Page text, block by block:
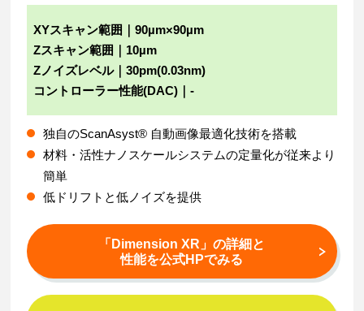
XYスキャン範囲｜90µm×90µm
Zスキャン範囲｜10µm
Zノイズレベル｜30pm(0.03nm)
コントローラー性能(DAC)｜-
独自のScanAsyst® 自動画像最適化技術を搭載
材料・活性ナノスケールシステムの定量化が従来より
簡単
低ドリフトと低ノイズを提供
「Dimension XR」の詳細と
性能を公式HPでみる